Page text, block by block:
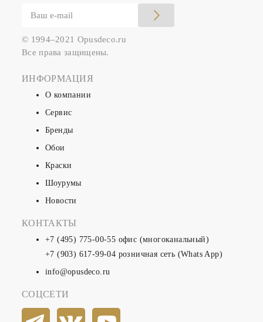
© 1994–2021 Opusdeco.ru
Все права защищены.
ИНФОРМАЦИЯ
О компании
Сервис
Бренды
Обои
Краски
Шоурумы
Новости
КОНТАКТЫ
+7 (495) 775-00-55 офис (многоканальный)
+7 (903) 617-99-04 розничная сеть (Whats App)
info@opusdeco.ru
СОЦСЕТИ